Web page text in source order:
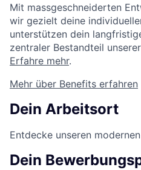
Mit massgeschneiderten
wir gezielt deine
unterstützen dein
zentraler Bestandteil
Erfahre mehr.
Mehr über Benefits erfahren
Dein Arbeitsort
Entdecke unseren
Dein